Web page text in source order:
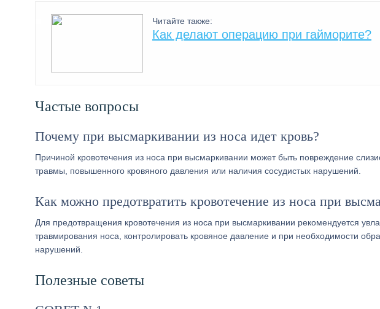
Читайте также:
Как делают операцию при гайморите?
Частые вопросы
Почему при высмаркивании из носа идет кровь?
Причиной кровотечения из носа при высмаркивании может быть повреждение
травмы, повышенного кровяного давления или наличия сосудистых нарушений.
Как можно предотвратить кровотечение из носа при
Для предотвращения кровотечения из носа при высмаркивании рекомендуется
травмирования носа, контролировать кровяное давление и при необходимости
нарушений.
Полезные советы